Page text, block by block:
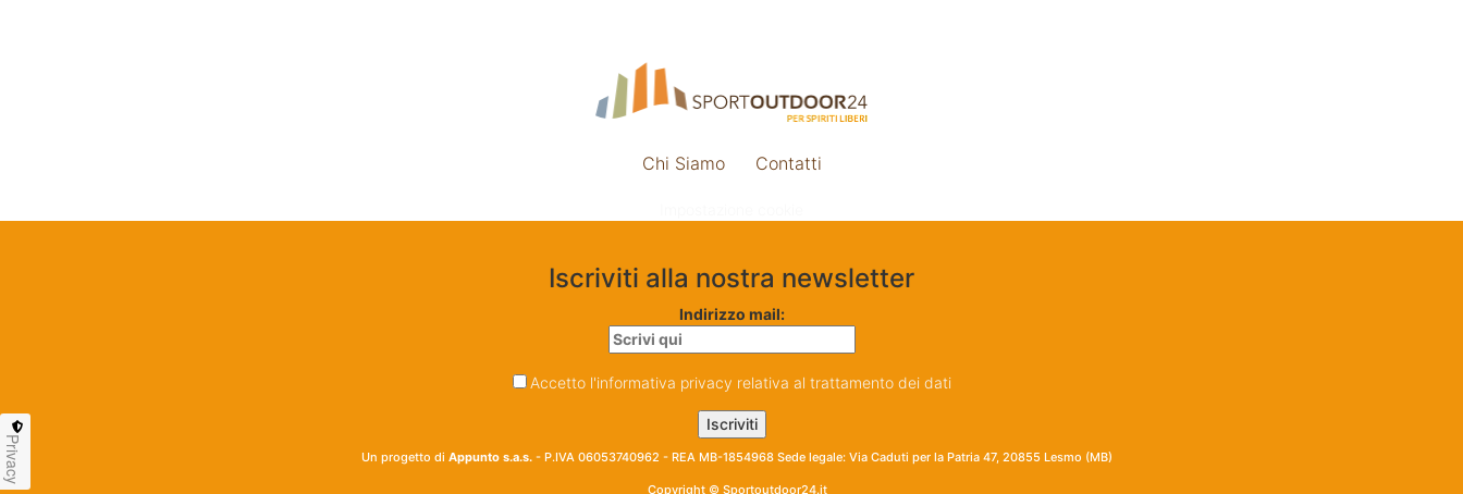
Chi Siamo Contatti
Iscriviti alla nostra newsletter
Indirizzo mail:
Accetto l'informativa privacy relativa al trattamento dei dati
Un progetto di Appunto s.a.s. - P.IVA 06053740962 - REA MB-1854968 Sede legale: Via Caduti per la Patria 47, 20855 Lesmo (MB)
Copyright © Sportoutdoor24.it
Privacy